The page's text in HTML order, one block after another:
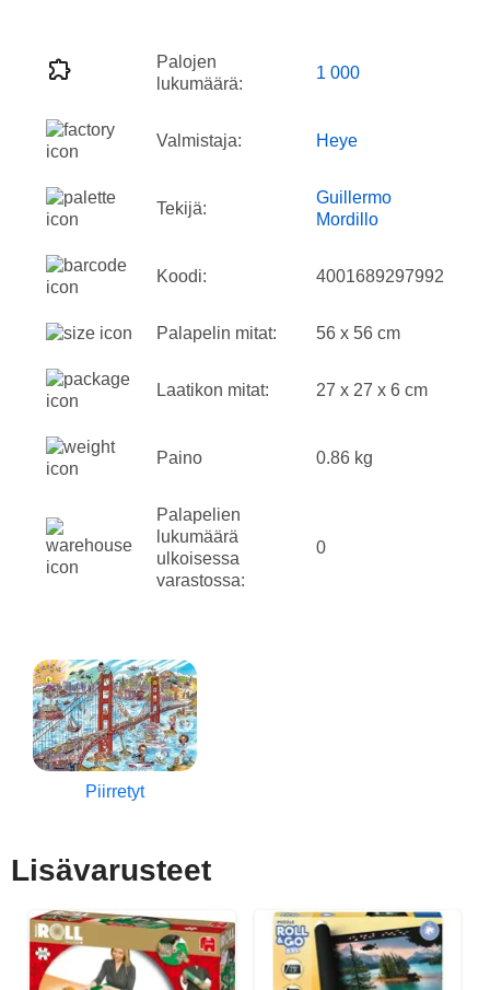
Palojen
lukumäärä:
1 000
Valmistaja: Heye
Tekijä:
Guillermo
Mordillo
Koodi: 4001689297992
Palapelin mitat: 56 x 56 cm
Laatikon mitat: 27 x 27 x 6 cm
Paino 0.86 kg
Palapelien
lukumäärä
ulkoisessa
varastossa:
0
Piirretyt
Lisävarusteet